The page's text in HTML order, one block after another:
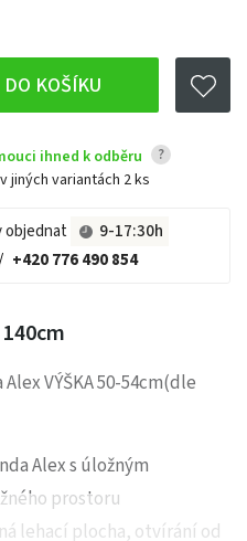
DO KOŠÍKU
ihned k odběru ?
jiných variantách 2 ks
objednat
9-17:30h
+420 776 490 854
VÝŠKA 50-54cm(dle
Alex s úložným
prostoru
lehací plocha, otvírání od